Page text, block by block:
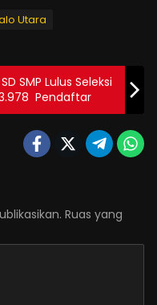
Utara
SMP Lulus Seleksi
Pendaftar
Ruas yang